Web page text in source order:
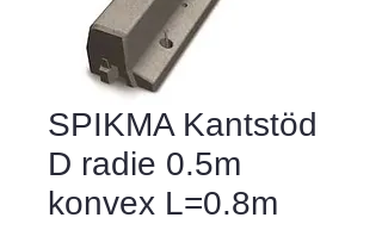
SPIKMA Kantstöd
D radie 0.5m
konvex L=0.8m